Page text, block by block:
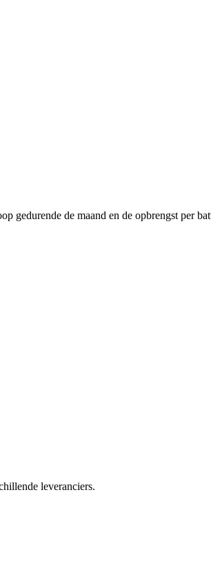
gedurende de maand en de opbrengst per
leveranciers.